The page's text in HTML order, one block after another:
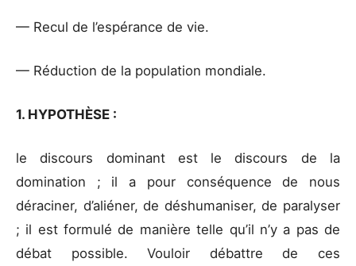
— Recul de l’espérance de vie.
— Réduction de la population mondiale.
1. HYPOTHÈSE :
le discours dominant est le discours de la
domination ; il a pour conséquence de nous
déraciner, d’aliéner, de déshumaniser, de paralyser
; il est formulé de manière telle qu’il n’y a pas de
débat possible. Vouloir débattre de ces